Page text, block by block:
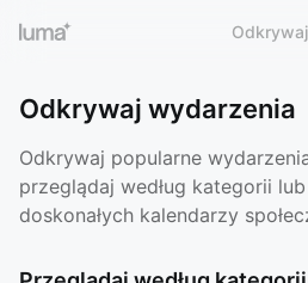
Odkrywaj wydarzenia
Odkrywaj popularne
przeglądaj według kategorii
doskonałych kalendarzy